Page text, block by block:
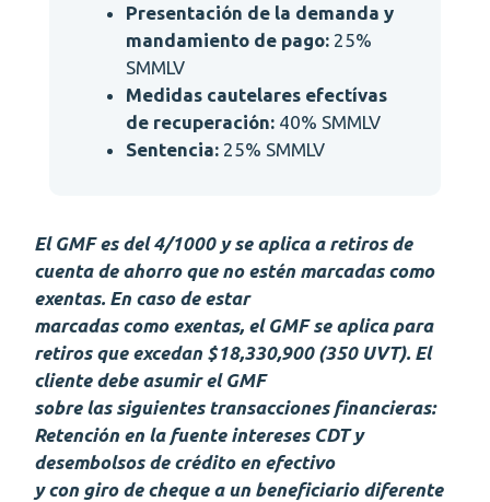
Presentación de la demanda y
mandamiento de pago:25%
SMMLV
Medidas cautelares efectívas
de recuperación:40% SMMLV
Sentencia:25% SMMLV
El GMF es del 4/1000 y se aplica a retiros de
cuenta de ahorro que no estén marcadas como
exentas. En caso de estar
marcadas como exentas, el GMF se aplica para
retiros que excedan $18,330,900 (350 UVT). El
cliente debe asumir el GMF
sobre las siguientes transacciones financieras:
Retención en la fuente intereses CDT y
desembolsos de crédito en efectivo
y con giro de cheque a un beneficiario diferente